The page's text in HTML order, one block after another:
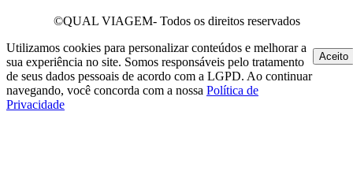
©QUAL VIAGEM- Todos os direitos reservados
Utilizamos cookies para personalizar conteúdos e melhorar a
sua experiência no site. Somos responsáveis pelo tratamento
de seus dados pessoais de acordo com a LGPD. Ao continuar
navegando, você concorda com a nossa Política de
Privacidade
Aceito